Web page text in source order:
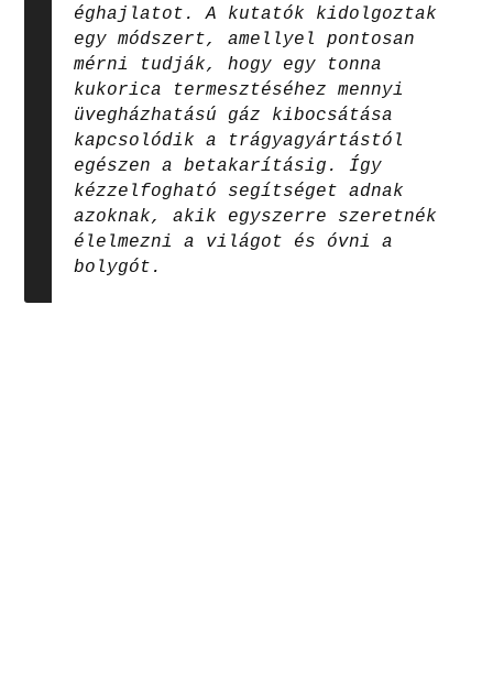
éghajlatot. A kutatók kidolgoztak
egy módszert, amellyel pontosan
mérni tudják, hogy egy tonna
kukorica termesztéséhez mennyi
üvegházhatású gáz kibocsátása
kapcsolódik a trágyagyártástól
egészen a betakarításig. Így
kézzelfogható segítséget adnak
azoknak, akik egyszerre szeretnék
élelmezni a világot és óvni a
bolygót.